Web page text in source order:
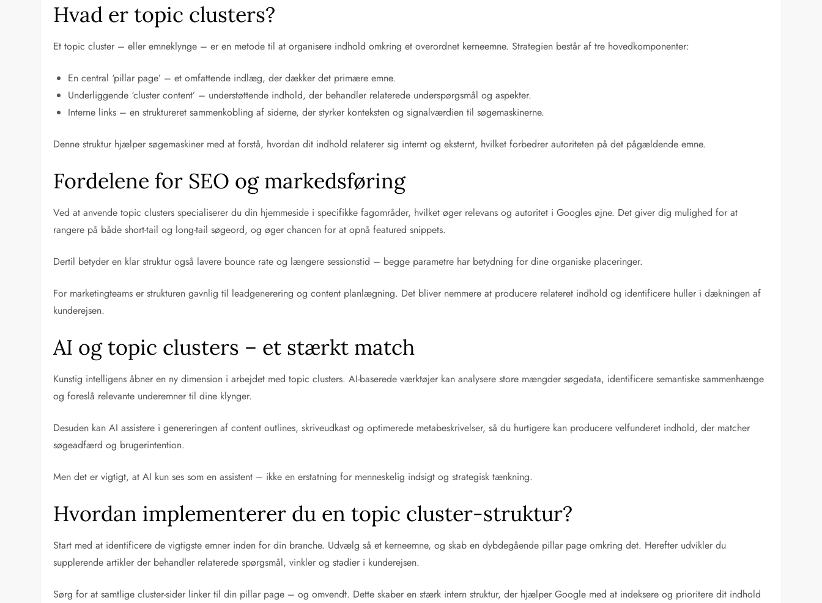
Hvad er topic clusters?
Et topic cluster – eller emneklynge – er en metode til at organisere indhold omkring et overordnet kerneemne. Strategien består af tre hovedkomponenter:
En central ‘pillar page’ – et omfattende indlæg, der dækker det primære emne.
Underliggende ‘cluster content’ – understøttende indhold, der behandler relaterede underspørgsmål og aspekter.
Interne links – en struktureret sammenkobling af siderne, der styrker konteksten og signalværdien til søgemaskinerne.
Denne struktur hjælper søgemaskiner med at forstå, hvordan dit indhold relaterer sig internt og eksternt, hvilket forbedrer autoriteten på det pågældende emne.
Fordelene for SEO og markedsføring
Ved at anvende topic clusters specialiserer du din hjemmeside i specifikke fagområder, hvilket øger relevans og autoritet i Googles øjne. Det giver dig mulighed for at
rangere på både short-tail og long-tail søgeord, og øger chancen for at opnå featured snippets.
Dertil betyder en klar struktur også lavere bounce rate og længere sessionstid – begge parametre har betydning for dine organiske placeringer.
For marketingteams er strukturen gavnlig til leadgenerering og content planlægning. Det bliver nemmere at producere relateret indhold og identificere huller i dækningen af
kunderejsen.
AI og topic clusters – et stærkt match
Kunstig intelligens åbner en ny dimension i arbejdet med topic clusters. AI-baserede værktøjer kan analysere store mængder søgedata, identificere semantiske sammenhænge
og foreslå relevante underemner til dine klynger.
Desuden kan AI assistere i genereringen af content outlines, skriveudkast og optimerede metabeskrivelser, så du hurtigere kan producere velfunderet indhold, der matcher
søgeadfærd og brugerintention.
Men det er vigtigt, at AI kun ses som en assistent – ikke en erstatning for menneskelig indsigt og strategisk tænkning.
Hvordan implementerer du en topic cluster-struktur?
Start med at identificere de vigtigste emner inden for din branche. Udvælg så et kerneemne, og skab en dybdegående pillar page omkring det. Herefter udvikler du
supplerende artikler der behandler relaterede spørgsmål, vinkler og stadier i kunderejsen.
Sørg for at samtlige cluster-sider linker til din pillar page – og omvendt. Dette skaber en stærk intern struktur, der hjælper Google med at indeksere og prioritere dit indhold